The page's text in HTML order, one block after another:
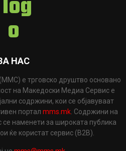
НАС
е трговско друштво основано
на Македоски Медиа Сервис е
содржини, кои се објавуваат
портал mms.mk . Содржини на
наменети за широката публика
ќе користат сервис (B2B).